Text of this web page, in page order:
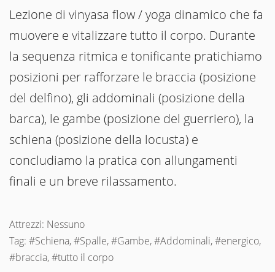
Lezione di vinyasa flow / yoga dinamico che fa
muovere e vitalizzare tutto il corpo. Durante
la sequenza ritmica e tonificante pratichiamo
posizioni per rafforzare le braccia (posizione
del delfino), gli addominali (posizione della
barca), le gambe (posizione del guerriero), la
schiena (posizione della locusta) e
concludiamo la pratica con allungamenti
finali e un breve rilassamento.
Attrezzi: Nessuno
Tag: #Schiena, #Spalle, #Gambe, #Addominali, #energico,
#braccia, #tutto il corpo